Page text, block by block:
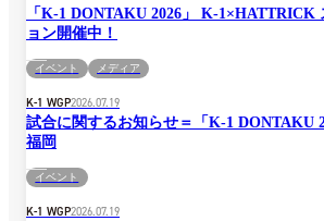
「K-1 DONTAKU 2026」 K-1×HATTRICK
ョン開催中！
イベント メディア
K-1 WGP2026.07.19
試合に関するお知らせ＝「K-1 DONTAKU
福岡
イベント
K-1 WGP2026.07.19